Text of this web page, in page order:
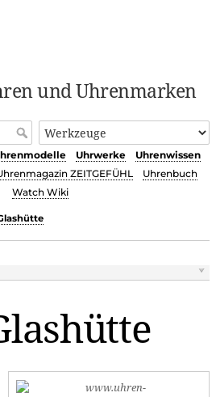
und Uhrenmarken
Uhrwerke
Uhrenwissen
ZEITGEFÜHL
Uhrenbuch
Watch Wiki